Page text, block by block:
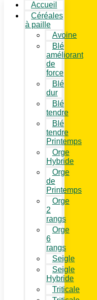
Accueil
Céréales
à paille
Avoine
Blé
améliorant
de
force
Blé
dur
Blé
tendre
Blé
tendre
Printemps
Orge
Hybride
Orge
de
Printemps
Orge
2
rangs
Orge
6
rangs
Seigle
Seigle
Hybride
Triticale